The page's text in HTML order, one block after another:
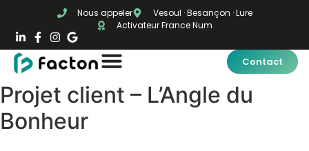
Nous appeler
Vesoul · Besançon · Lure
Activateur France Num
Contact
Projet client – L’Angle du
Bonheur